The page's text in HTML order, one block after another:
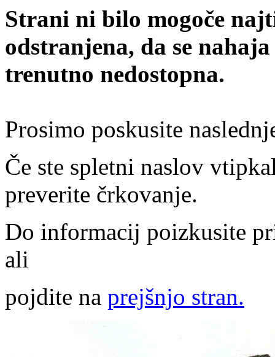
Strani ni bilo mogoče
odstranjena, da se
trenutno nedostopna.
Prosimo poskusite
Če ste spletni naslov
preverite črkovanje.
Do informacij poizkusite
ali
pojdite na prejšnjo stran.